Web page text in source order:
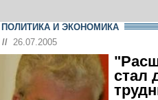
ПОЛИТИКА И ЭКОНОМИКА
// 26.07.2005
стал